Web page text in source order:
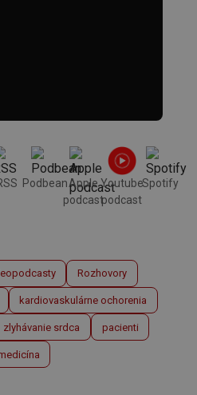
PodbeanApple
podcast
Youtube
podcast
Spotify
Rozhovory
kardiovaskulárne ochorenia
zlyhávanie srdca pacienti